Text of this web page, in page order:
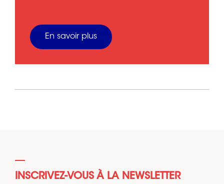
En savoir plus
INSCRIVEZ-VOUS À LA NEWSLETTER